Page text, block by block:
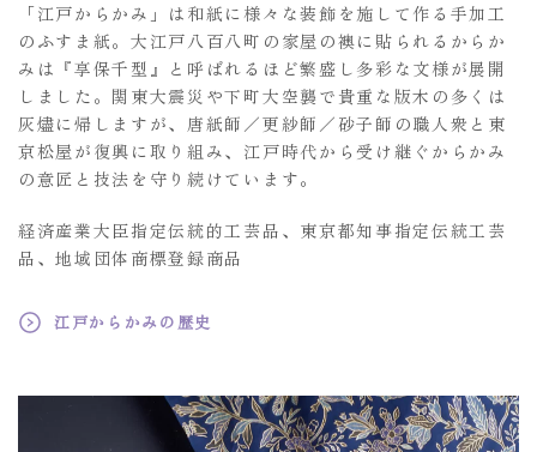
「江戸からかみ」は和紙に様々な装飾を施して作る手加工
のふすま紙。大江戸八百八町の家屋の襖に貼られるからか
みは『享保千型』と呼ばれるほど繁盛し多彩な文様が展開
しました。関東大震災や下町大空襲で貴重な版木の多くは
灰燼に帰しますが、唐紙師／更紗師／砂子師の職人衆と東
京松屋が復興に取り組み、江戸時代から受け継ぐからかみ
の意匠と技法を守り続けています。
経済産業大臣指定伝統的工芸品、東京都知事指定伝統工芸
品、地域団体商標登録商品
江戸からかみの歴史